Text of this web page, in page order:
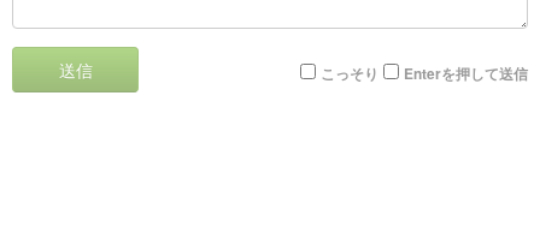
送信 こっそり Enterを押して送信